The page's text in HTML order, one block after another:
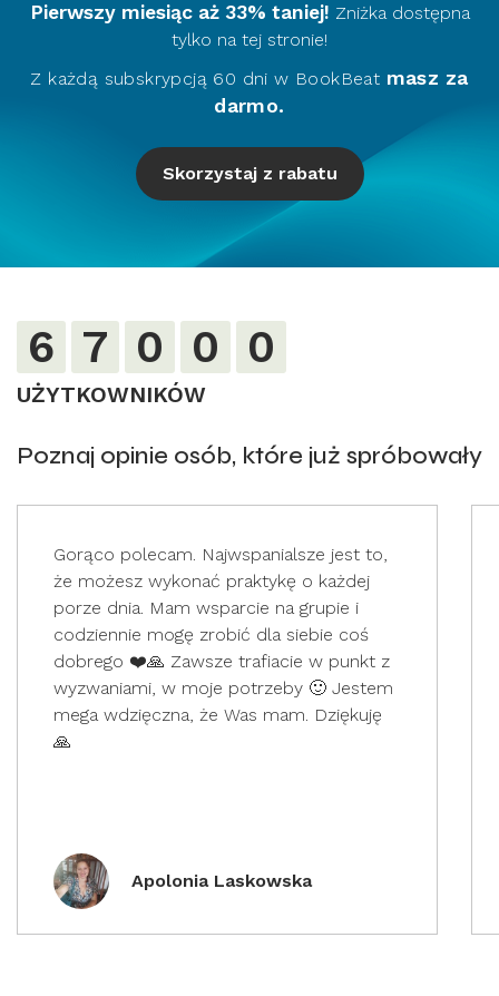
Pierwszy miesiąc aż 33% taniej! Zniżka dostępna
tylko na tej stronie!
Z każdą subskrypcją 60 dni w BookBeat masz za
darmo.
Skorzystaj z rabatu
6 7 0 0 0
UŻYTKOWNIKÓW
Poznaj opinie osób, które już spróbowały
Gorąco polecam. Najwspanialsze jest to,
że możesz wykonać praktykę o każdej
porze dnia. Mam wsparcie na grupie i
codziennie mogę zrobić dla siebie coś
dobrego ❤️🙏 Zawsze trafiacie w punkt z
wyzwaniami, w moje potrzeby 🙂 Jestem
mega wdzięczna, że Was mam. Dziękuję
🙏
Apolonia Laskowska